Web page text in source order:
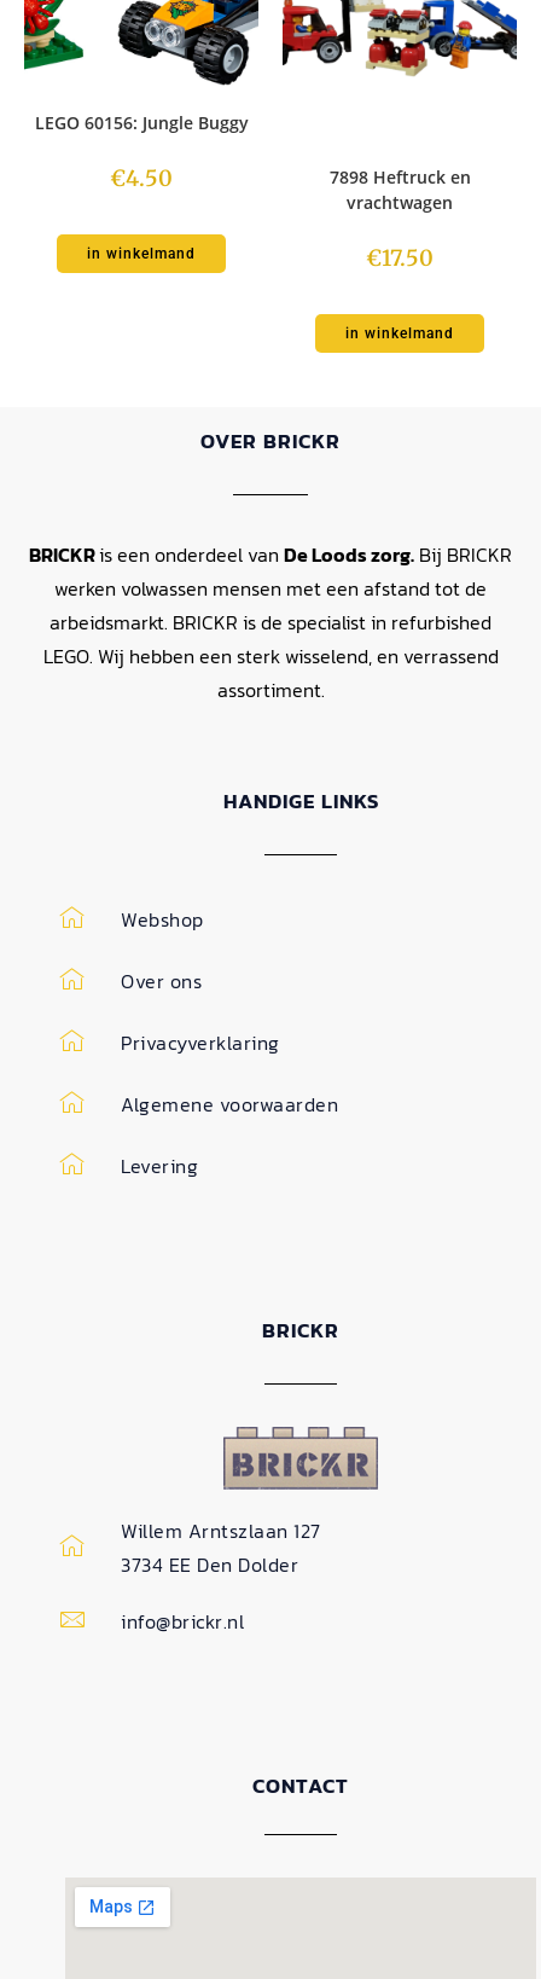
LEGO 60156: Jungle Buggy
€4.50
in winkelmand
7898 Heftruck en
vrachtwagen
€17.50
in winkelmand
OVER BRICKR
BRICKRis een onderdeel van De Loods zorg. Bij BRICKR
werken volwassen mensen met een afstand tot de
arbeidsmarkt. BRICKR is de specialist in refurbished
LEGO. Wij hebben een sterk wisselend, en verrassend
assortiment.
HANDIGE LINKS
Webshop
Over ons
Privacyverklaring
Algemene voorwaarden
Levering
BRICKR
Willem Arntszlaan 127
3734 EE Den Dolder
info@brickr.nl
CONTACT